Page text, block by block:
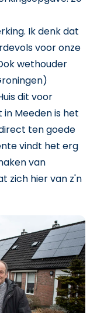
Ik denk dat
voor onze
wethouder
dit voor
Meeden is het
ten goede
vindt het erg
van
zich hier van z'n